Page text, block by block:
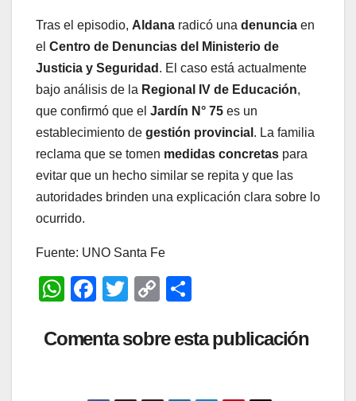
Tras el episodio, Aldana radicó una denuncia en
el Centro de Denuncias del Ministerio de
Justicia y Seguridad . El caso está actualmente
bajo análisis de la Regional IV de Educación,
que confirmó que el Jardín N° 75 es un
establecimiento de gestión provincial . La familia
reclama que se tomen medidas concretas para
evitar que un hecho similar se repita y que las
autoridades brinden una explicación clara sobre lo
ocurrido.
Fuente: UNO Santa Fe
W
at
F
c
T
tt
C
p
m
Comenta sobre esta publicación